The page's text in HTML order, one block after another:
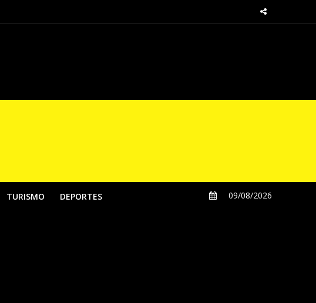
digitales desde las regiones
TURISMO DEPORTES 09/08/2026